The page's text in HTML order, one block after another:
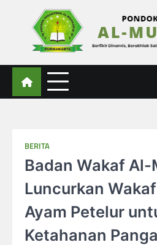
Al-Muhajirin
Berpikir Dinamis – Berakhlak Salaf –
BERITA
Badan Wakaf
Luncurkan
Ayam Petelur
Ketahanan